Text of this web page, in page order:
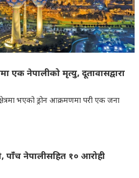
एक नेपालीको मृत्यु, दूतावासद्वारा
भएको ड्रोन आक्रमणमा परी एक जना
पाँच नेपालीसहित १० आरोही